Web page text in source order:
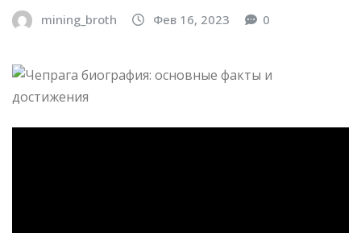
mining_broth Фев 16, 2023 0